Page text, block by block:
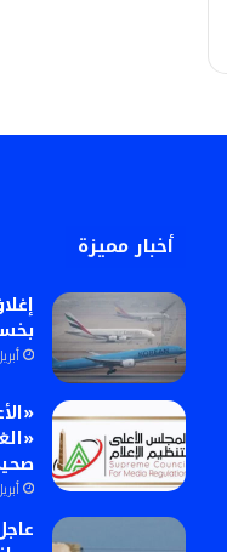
أخبار مميزة
أبريل 19,
أبريل 30,